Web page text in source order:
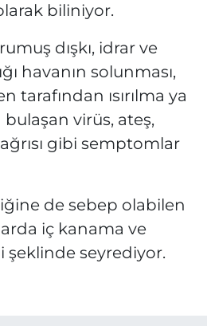
biliniyor.
dışkı, idrar ve
havanın solunması,
tarafından ısırılma ya
virüs, ateş,
gibi semptomlar
de sebep olabilen
iç kanama ve
seyrediyor.